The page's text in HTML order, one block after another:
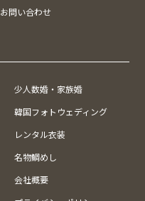
お問い合わせ
少人数婚・家族婚
韓国フォトウェディング
レンタル衣装
名物鯛めし
会社概要